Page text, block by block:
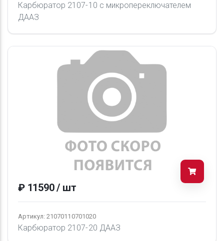
Карбюратор 2107-10 с микропереключателем
ДААЗ
₽ 11590 / шт
Артикул: 21070110701020
Карбюратор 2107-20 ДААЗ